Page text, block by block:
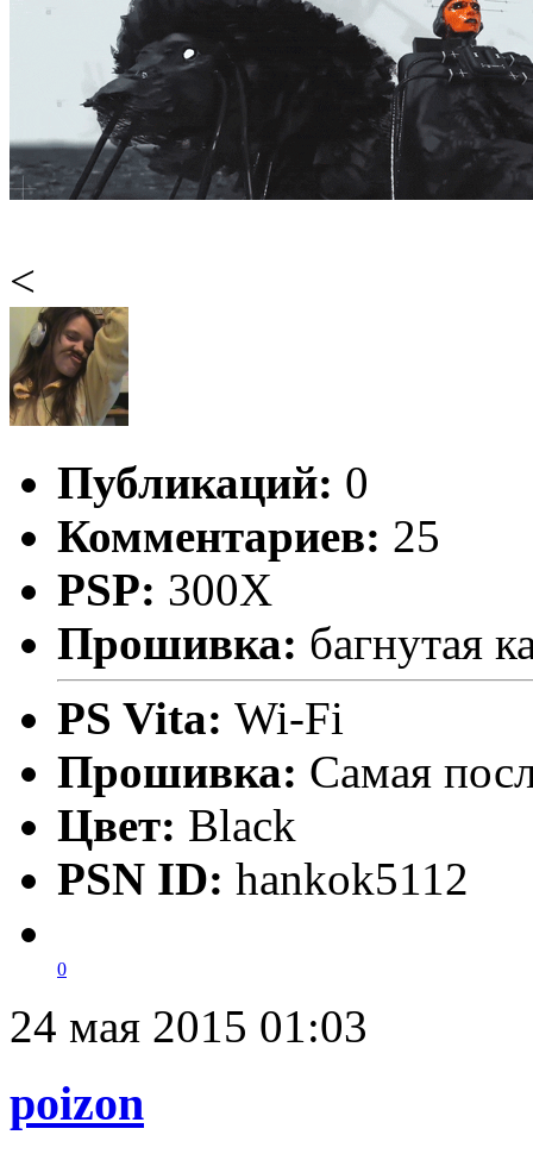
<
Публикаций: 0
Комментариев: 25
PSP: 300X
Прошивка: багнутая
PS Vita: Wi-Fi
Прошивка: Самая
Цвет: Black
PSN ID: hankok5112
0
24 мая 2015 01:03
poizon